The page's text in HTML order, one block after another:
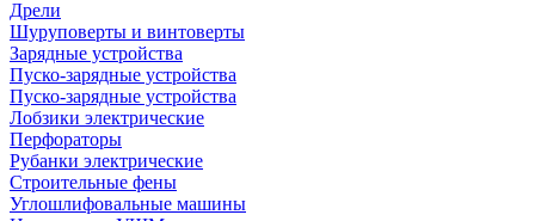
Дрели
Шуруповерты и винтоверты
Зарядные устройства
Пуско-зарядные устройства
Пуско-зарядные устройства
Лобзики электрические
Перфораторы
Рубанки электрические
Строительные фены
Углошлифовальные машины